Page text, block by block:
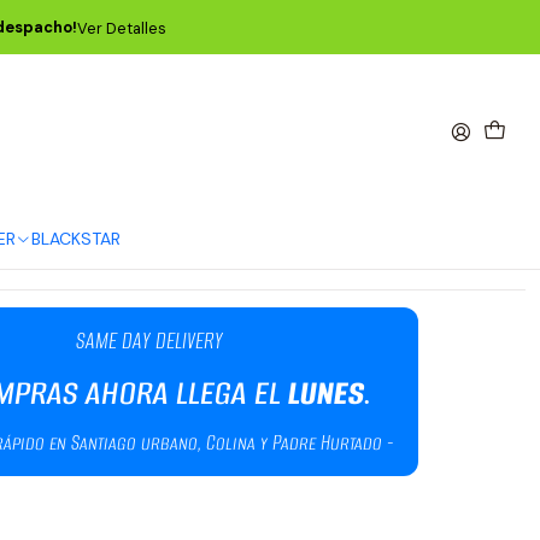
BLACKSTAR
Ver Detalles
80/20 Bronze 12 Strings Medium 11-52 P02012
80/20 Bronze 12
11-52 P02012